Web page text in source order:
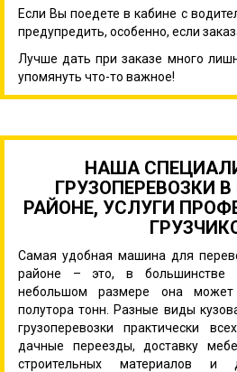
Если Вы поедете в кабине с
предупредить, особенно, если
Лучше дать при заказе много
упомянуть что-то важное!
НАША
ГРУЗОПЕРЕВОЗКИ
РАЙОНЕ, УСЛУГИ
Самая удобная машина для
районе – это, в большинстве
небольшом размере она может
полутора тонн. Разные виды
грузоперевозки практически
дачные переезды, доставку
строительных материалов